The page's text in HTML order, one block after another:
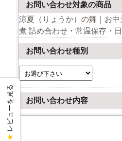
お問い合わせ対象の商品
涼夏（りょうか）の舞｜お
煮 詰め合わせ・常温保存・
お問い合わせ種別
お問い合わせ内容
★
レビューを見る